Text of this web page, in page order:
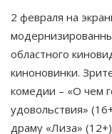
2 февраля на
областного
киноновинки.
комедии – «О чем
удовольствия»
драму «Лиза»